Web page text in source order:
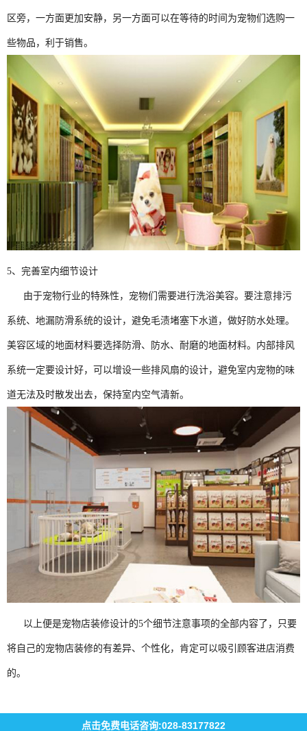
区旁，一方面更加安静，另一方面可以在等待的时间为宠物们选购一
些物品，利于销售。
5、完善室内细节设计
由于宠物行业的特殊性，宠物们需要进行洗浴美容。要注意排污
系统、地漏防滑系统的设计，避免毛渍堵塞下水道，做好防水处理。
美容区域的地面材料要选择防滑、防水、耐磨的地面材料。内部排风
系统一定要设计好，可以增设一些排风扇的设计，避免室内宠物的味
道无法及时散发出去，保持室内空气清新。
以上便是宠物店装修设计的5个细节注意事项的全部内容了，只要
将自己的宠物店装修的有差异、个性化，肯定可以吸引顾客进店消费
的。
点击免费电话咨询:028-83177822